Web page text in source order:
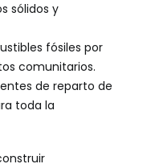
sólidos y
fósiles por
comunitarios.
de reparto de
toda la